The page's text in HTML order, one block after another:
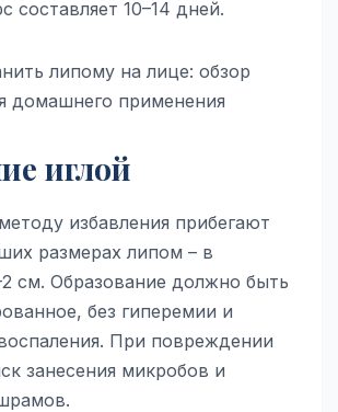
составляет 10–14 дней.
иглой
избавления прибегают
размерах липом – в
см. Образование должно быть
без гиперемии и
При повреждении
занесения микробов и